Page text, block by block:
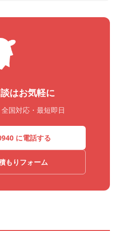
はお気軽に
国対応・最短即日
に電話する
もりフォーム